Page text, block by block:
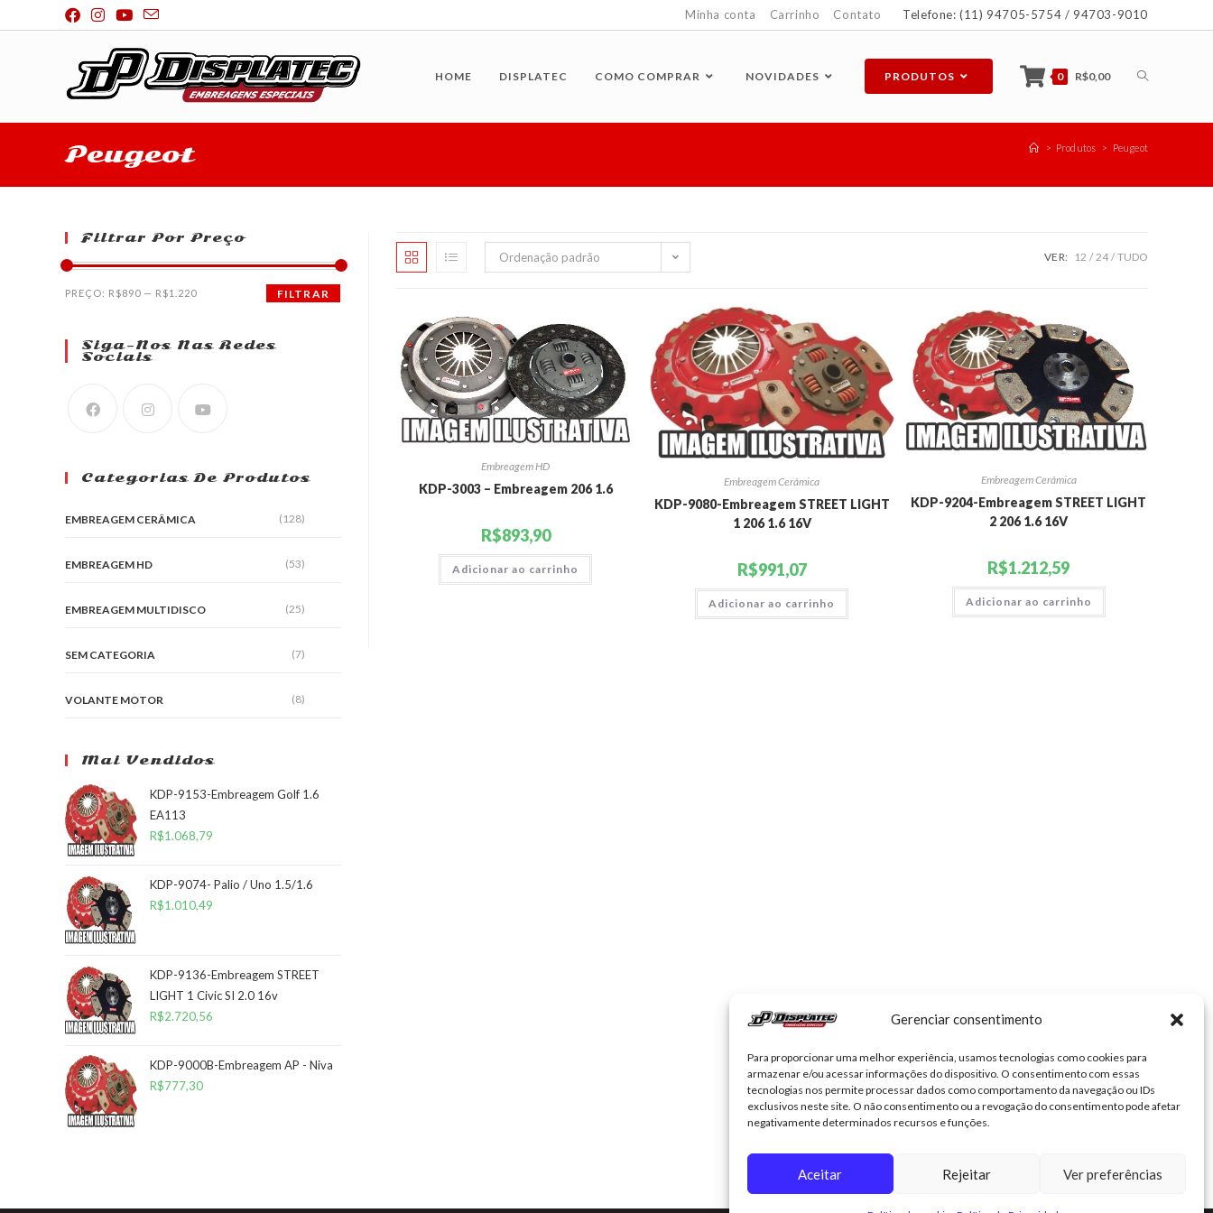
Gerenciar consentimento
Para proporcionar uma melhor experiência, usamos tecnologias como cookies para
armazenar e/ou acessar informações do dispositivo. O consentimento com essas
tecnologias nos permite processar dados como comportamento da navegação ou IDs
exclusivos neste site. O não consentimento ou a revogação do consentimento pode afetar
negativamente determinados recursos e funções.
Aceitar Rejeitar Ver preferências
Minha conta Carrinho Contato Telefone: (11) 94705-5754 / 94703-9010
HOME DISPLATEC COMO COMPRAR NOVIDADES PRODUTOS 0 R$0,00
Peugeot > Produtos > Peugeot
Ordenação padrão VER: 12 24 TUDO
Embreagem HD
KDP-3003 – Embreagem 206 1.6
R$893,90
Adicionar ao carrinho
Embreagem Cerâmica
KDP-9080-Embreagem STREET LIGHT
1 206 1.6 16V
R$991,07
Adicionar ao carrinho
Embreagem Cerâmica
KDP-9204-Embreagem STREET LIGHT
2 206 1.6 16V
R$1.212,59
Adicionar ao carrinho
Filtrar Por Preço
FILTRAR
PREÇO: R$890 — R$1.220
Siga-Nos Nas Redes
Sociais
Categorias De Produtos
EMBREAGEM CERÂMICA (128)
EMBREAGEM HD (53)
EMBREAGEM MULTIDISCO (25)
SEM CATEGORIA (7)
VOLANTE MOTOR (8)
Mai Vendidos
KDP-9153-Embreagem Golf 1.6
EA113
R$1.068,79
KDP-9074- Palio / Uno 1.5/1.6
R$1.010,49
KDP-9136-Embreagem STREET
LIGHT 1 Civic SI 2.0 16v
R$2.720,56
KDP-9000B-Embreagem AP - Niva
R$777,30